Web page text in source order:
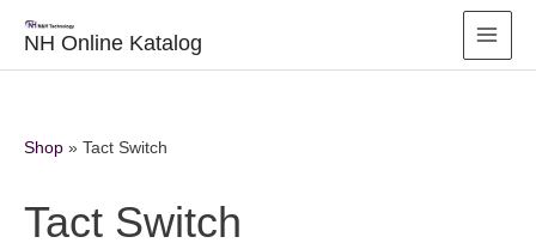
InhaltNH Online Katalog
Shop » Tact Switch
Tact Switch